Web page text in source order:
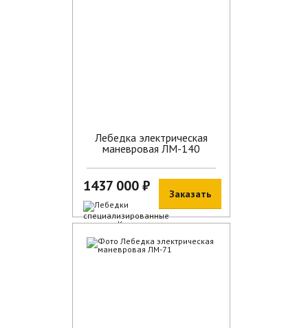
Лебедка электрическая
маневровая ЛМ-140
1437 000 ₽
В наличии
Заказать